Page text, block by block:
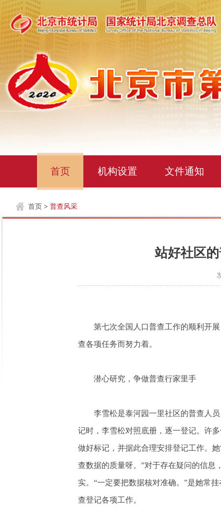
首页 机构设置 文件通知
首页 > 普查风采
站好社区
第七次全国人口普查工作的顺利开
查各项任务而努力着。
潜心研究，争做普查行家里手
李雪松是泰河园一里社区的普查人
记时，李雪松对照底册，逐一登记。许
做好标记，并据此合理安排登记工作。
查数据的质量呀。”对于存在疑问的信息
实。“一定要把数据核对准确。”是她常
查登记各项工作。